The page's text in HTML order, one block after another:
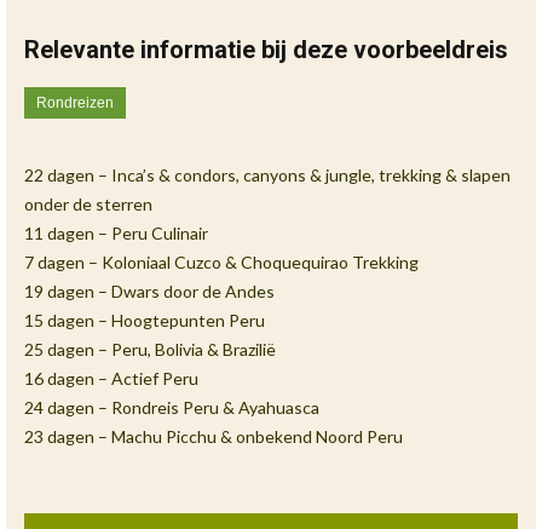
Relevante informatie bij deze voorbeeldreis
Rondreizen
22 dagen – Inca’s & condors, canyons & jungle, trekking & slapen
onder de sterren
11 dagen – Peru Culinair
7 dagen – Koloniaal Cuzco & Choquequirao Trekking
19 dagen – Dwars door de Andes
15 dagen – Hoogtepunten Peru
25 dagen – Peru, Bolivia & Brazilië
16 dagen – Actief Peru
24 dagen – Rondreis Peru & Ayahuasca
23 dagen – Machu Picchu & onbekend Noord Peru